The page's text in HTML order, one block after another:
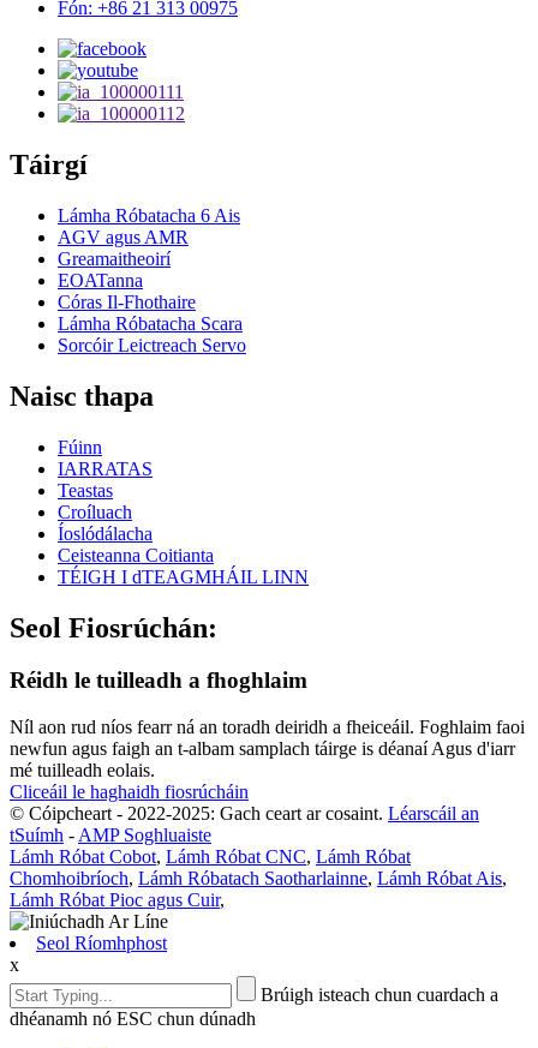
Fón: +86 21 313 00975
Táirgí
Lámha Róbatacha 6 Ais
AGV agus AMR
Greamaitheoirí
EOATanna
Córas Il-Fhothaire
Lámha Róbatacha Scara
Sorcóir Leictreach Servo
Naisc thapa
Fúinn
IARRATAS
Teastas
Croíluach
Íoslódálacha
Ceisteanna Coitianta
TÉIGH I dTEAGMHÁIL LINN
Seol Fiosrúchán:
Réidh le tuilleadh a fhoghlaim
Níl aon rud níos fearr ná an toradh deiridh a fheiceáil. Foghlaim faoi
newfun agus faigh an t-albam samplach táirge is déanaí Agus d'iarr
mé tuilleadh eolais.
Cliceáil le haghaidh fiosrúcháin
© Cóipcheart - 2022-2025: Gach ceart ar cosaint. Léarscáil an
tSuímh - AMP Soghluaiste
Lámh Róbat Cobot, Lámh Róbat CNC, Lámh Róbat
Chomhoibríoch, Lámh Róbatach Saotharlainne, Lámh Róbat Ais,
Lámh Róbat Pioc agus Cuir,
Seol Ríomhphost
x
Brúigh isteach chun cuardach a
dhéanamh nó ESC chun dúnadh